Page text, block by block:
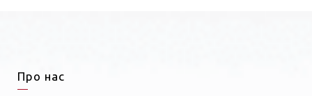
Про нас